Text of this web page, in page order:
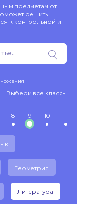
предметам от
решить
к контрольной и
Выбери все классы
8 9 10 11
Геометрия
Литература